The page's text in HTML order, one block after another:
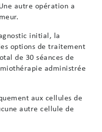
autre opération a
initial, la
options de traitement
de 30 séances de
administrée
aux cellules de
autre cellule de